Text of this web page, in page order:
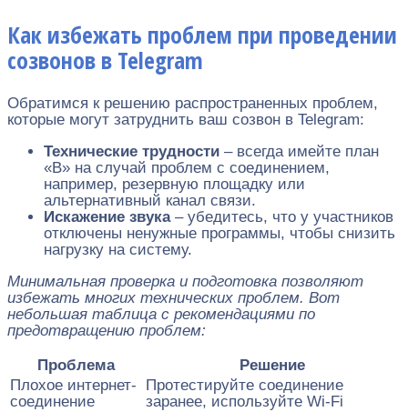
Как избежать проблем при проведении
созвонов в Telegram
Обратимся к решению распространенных проблем,
которые могут затруднить ваш созвон в Telegram:
Технические трудности – всегда имейте план
«B» на случай проблем с соединением,
например, резервную площадку или
альтернативный канал связи.
Искажение звука– убедитесь, что у участников
отключены ненужные программы, чтобы снизить
нагрузку на систему.
Минимальная проверка и подготовка позволяют
избежать многих технических проблем. Вот
небольшая таблица с рекомендациями по
предотвращению проблем:
Проблема
Решение
Плохое интернет-
соединение
Протестируйте соединение
заранее, используйте Wi-Fi